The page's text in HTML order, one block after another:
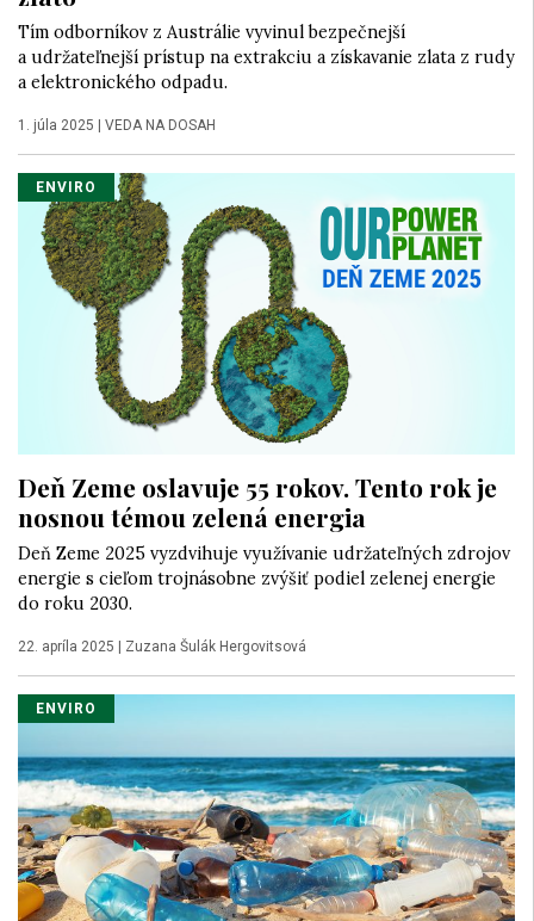
Tím odborníkov z Austrálie vyvinul bezpečnejší
a udržateľnejší prístup na extrakciu a získavanie zlata z rudy
a elektronického odpadu.
1. júla 2025 | VEDA NA DOSAH
ENVIRO
Deň Zeme oslavuje 55 rokov. Tento rok je
nosnou témou zelená energia
Deň Zeme 2025 vyzdvihuje využívanie udržateľných zdrojov
energie s cieľom trojnásobne zvýšiť podiel zelenej energie
do roku 2030.
22. apríla 2025 Zuzana Šulák Hergovitsová
ENVIRO